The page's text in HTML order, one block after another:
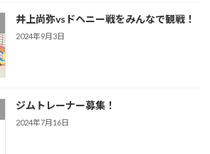
井上尚弥vsドヘニー戦をみんなで観戦！
2024年9月3日
ジムトレーナー募集！
2024年7月16日